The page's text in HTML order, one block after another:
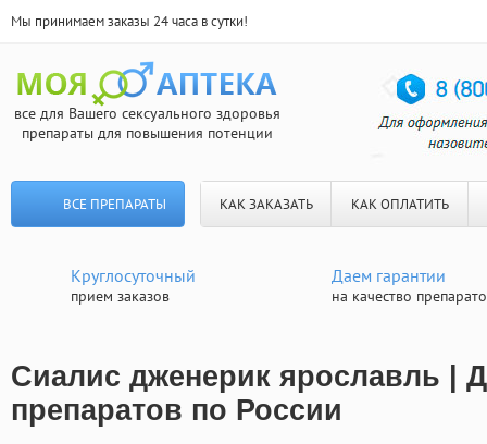
Мы принимаем заказы 24 часа в сутки!
все для Вашего сексуального здоровья
препараты для повышения потенции
ВСЕ ПРЕПАРАТЫ КАК ЗАКАЗАТЬ КАК ОПЛАТИТЬ
Круглосуточный
прием заказов
Даем гарантии
на качество
Сиалис дженерик ярославль |
препаратов по России